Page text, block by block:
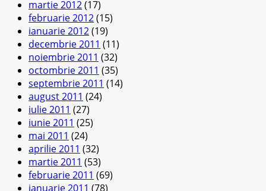
martie 2012(17)
februarie 2012(15)
ianuarie 2012(19)
decembrie 2011 (11)
noiembrie 2011 (32)
octombrie 2011 (35)
septembrie 2011 (14)
august 2011 (24)
iulie 2011 (27)
iunie 2011 (25)
mai 2011 (24)
aprilie 2011 (32)
martie 2011 (53)
februarie 2011 (69)
ianuarie 2011 (78)